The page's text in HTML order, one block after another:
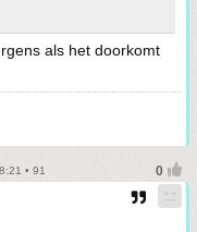
als het doorkomt
• 91